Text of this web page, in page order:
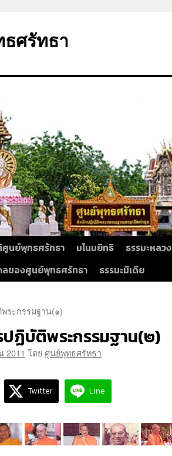
ศรัทธา
ศูนย์พุทธศรัทธา มโนมยิทธิ
ธรรมะหลว
ของศูนย์พุทธศรัทธา
ธรรมะมีเดีย
ระกรรมฐาน(๑)
ฏิบัติพระกรรมฐาน(๒)
2011 โดยศูนย์พุทธศรัทธา
Twitter Line